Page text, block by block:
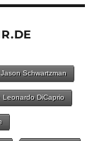
Jason Schwartzman
Leonardo DiCaprio